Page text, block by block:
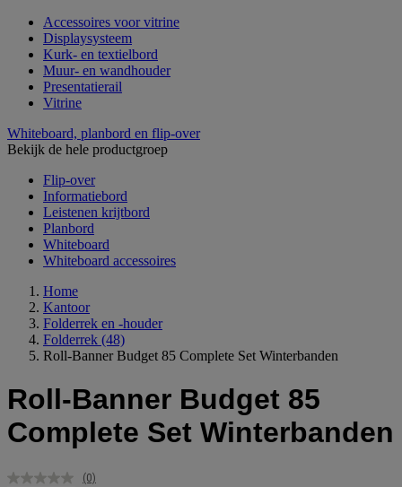
Accessoires voor vitrine
Displaysysteem
Kurk- en textielbord
Muur- en wandhouder
Presentatierail
Vitrine
Whiteboard, planbord en flip-over
Bekijk de hele productgroep
Flip-over
Informatiebord
Leistenen krijtbord
Planbord
Whiteboard
Whiteboard accessoires
Home
Kantoor
Folderrek en -houder
Folderrek (48)
Roll-Banner Budget 85 Complete Set Winterbanden
Roll-Banner Budget 85
Complete Set Winterbanden
(0)